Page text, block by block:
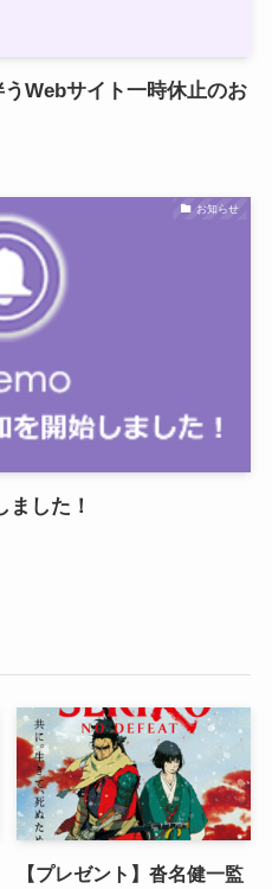
うWebサイト一時休止のお
お知らせ
した！
【プレゼント】沓名健一監